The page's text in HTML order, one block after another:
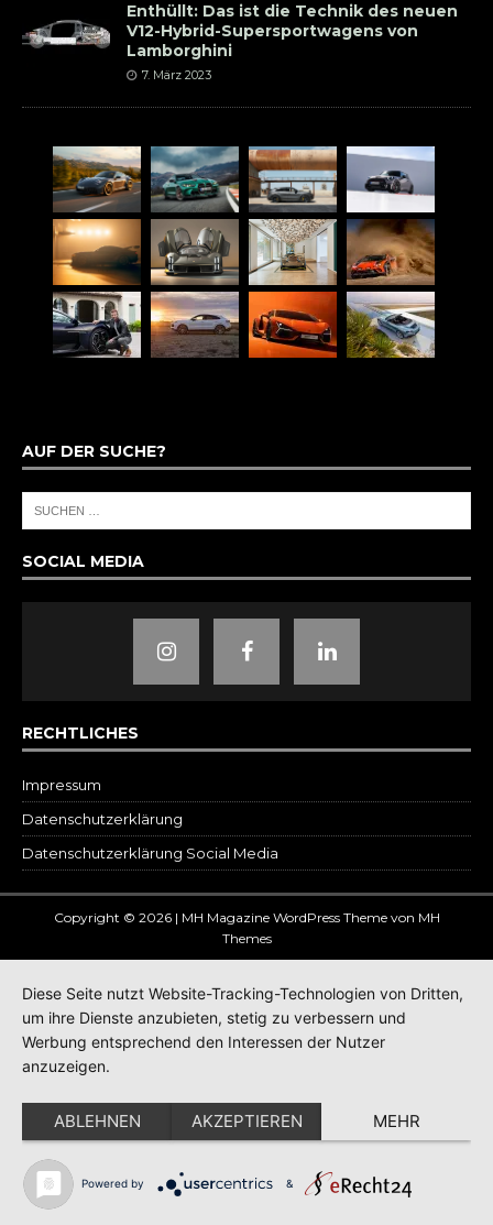
Enthüllt: Das ist die Technik des neuen
V12-Hybrid-Supersportwagens von
Lamborghini
7. März 2023
AUF DER SUCHE?
SOCIAL MEDIA
RECHTLICHES
Impressum
Datenschutz­erklärung
Datenschutzerklärung Social Media
Copyright © 2026 | MH Magazine WordPress Theme von MH
Themes
Diese Seite nutzt Website-Tracking-Technologien von Dritten,
um ihre Dienste anzubieten, stetig zu verbessern und
Werbung entsprechend den Interessen der Nutzer
anzuzeigen.
ABLEHNEN AKZEPTIEREN MEHR
Powered by &